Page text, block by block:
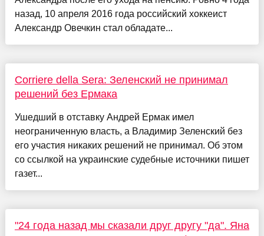
назад, 10 апреля 2016 года российский хоккеист
Александр Овечкин стал обладате...
Corriere della Sera: Зеленский не принимал
решений без Ермака
Ушедший в отставку Андрей Ермак имел
неограниченную власть, а Владимир Зеленский без
его участия никаких решений не принимал. Об этом
со ссылкой на украинские судебные источники пишет
газет...
"24 года назад мы сказали друг другу "да". Яна